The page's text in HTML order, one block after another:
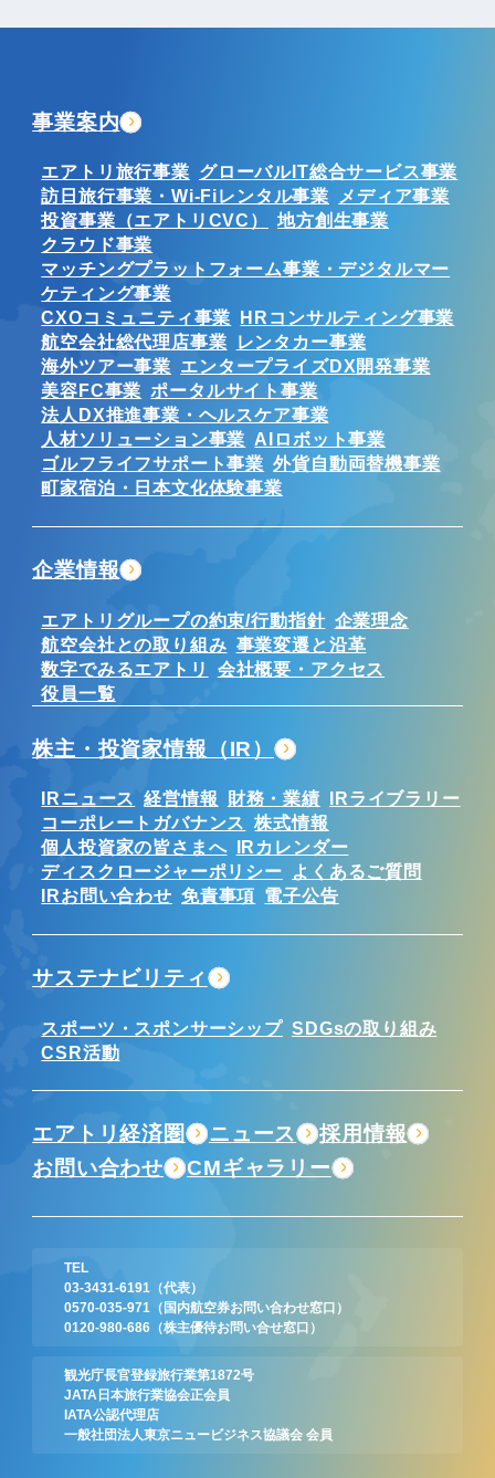
TEL
03-3431-6191
（代表）
0570-035-971
（国内航空券お問い合わせ窓口）
0120-980-686 （株主優待お問い合せ窓口）
観光庁長官登録旅行業第1872号
JATA日本旅行業協会正会員
IATA公認代理店
一般社団法人東京ニュービジネス協議会 会員
事業案内
エアトリ旅行事業 グローバルIT総合サービス事業
訪日旅行事業・Wi-Fiレンタル事業
メディア事業
投資事業（エアトリCVC）
地方創生事業
クラウド事業
マッチングプラットフォーム事業・デジタルマー
ケティング事業
CXOコミュニティ事業 HRコンサルティング事業
航空会社総代理店事業
レンタカー事業
海外ツアー事業 エンタープライズDX開発事業
美容FC事業 ポータルサイト事業
法人DX推進事業・ヘルスケア事業
人材ソリューション事業 AIロボット事業
ゴルフライフサポート事業 外貨自動両替機事業
町家宿泊・日本文化体験事業
企業情報
エアトリグループの約束/行動指針 企業理念
航空会社との取り組み 事業変遷と沿革
数字でみるエアトリ
会社概要・アクセス
役員一覧
株主・投資家情報（IR）
IRニュース 経営情報 財務・業績
IRライブラリー
コーポレートガバナンス 株式情報
個人投資家の皆さまへ
IRカレンダー
ディスクロージャーポリシー
よくあるご質問
IRお問い合わせ 免責事項 電子公告
サステナビリティ
スポーツ・スポンサーシップ SDGsの取り組み
CSR活動
エアトリ経済圏 ニュース
採用情報
お問い合わせ
CMギャラリー